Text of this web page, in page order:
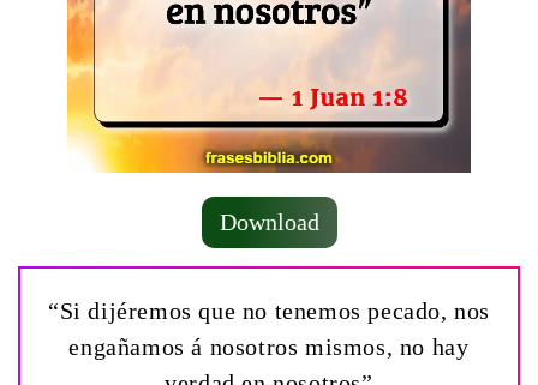
Download
“Si dijéremos que no tenemos pecado, nos
engañamos á nosotros mismos, no hay